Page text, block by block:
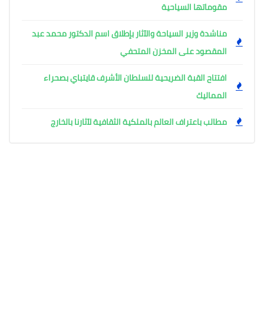
مقوماتها السياحية
مناشدة وزير السياحة والآثار بإطلاق اسم الدكتور محمد عبد
المقصود على المخزن المتحفي
افتتاح القبة الضريحية للسلطان الأشرف قايتباي بصحراء
المماليك
مطالب باعتراف العالم بالملكية الثقافية لآثارنا بالخارج